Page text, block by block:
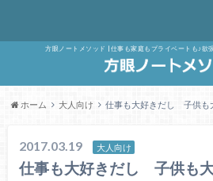
方眼ノートメソッド | 仕事も家庭もプライベートも♪欲
ホーム 大人向け 仕事も大好きだし 子供も
2017.03.19 大人向け
仕事も大好きだし 子供も